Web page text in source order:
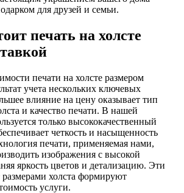
для друзей и семьи.
печать на холсте
печати на холсте размером
учета нескольких ключевых
влияние на цену оказывает тип
и качество печати. В нашей
только высококачественный
четкость и насыщенность
печати, применяемая нами,
изображения с высокой
яркость цветов и детализацию. Эти
холста формируют
услуги.